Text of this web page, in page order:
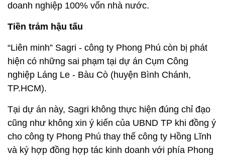
doanh nghiệp 100% vốn nhà nước.
Tiền trảm hậu tấu
“Liên minh” Sagri - công ty Phong Phú còn bị phát
hiện có những sai phạm tại dự án Cụm Công
nghiệp Láng Le - Bàu Cò (huyện Bình Chánh,
TP.HCM).
Tại dự án này, Sagri không thực hiện đúng chỉ đạo
cũng như không xin ý kiến của UBND TP khi đồng ý
cho công ty Phong Phú thay thế công ty Hồng Lĩnh
và ký hợp đồng hợp tác kinh doanh với phía Phong